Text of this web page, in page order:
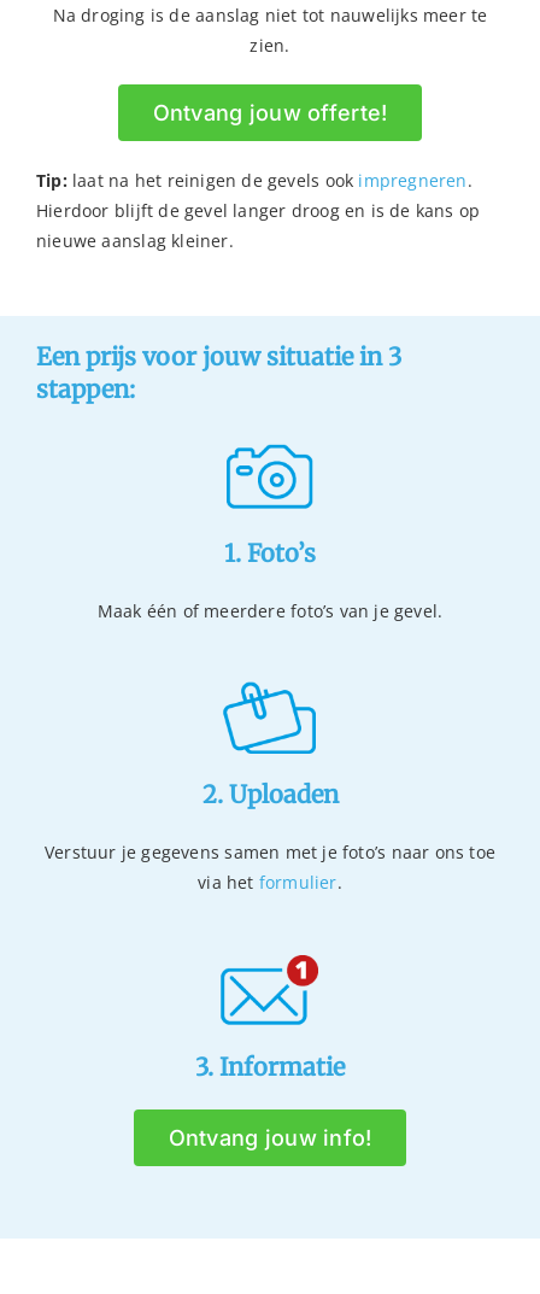
Na droging is de aanslag niet tot nauwelijks meer te
zien.
Ontvang jouw offerte!
Tip: laat na het reinigen de gevels ook impregneren.
Hierdoor blijft de gevel langer droog en is de kans op
nieuwe aanslag kleiner.
Een prijs voor jouw situatie in 3
stappen:
1. Foto’s
Maak één of meerdere foto’s van je gevel.
2. Uploaden
Verstuur je gegevens samen met je foto’s naar ons toe
via het formulier.
3. Informatie
Ontvang jouw info!